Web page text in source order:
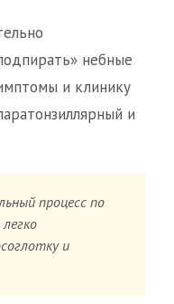
небные
и клинику
и
процесс по
и